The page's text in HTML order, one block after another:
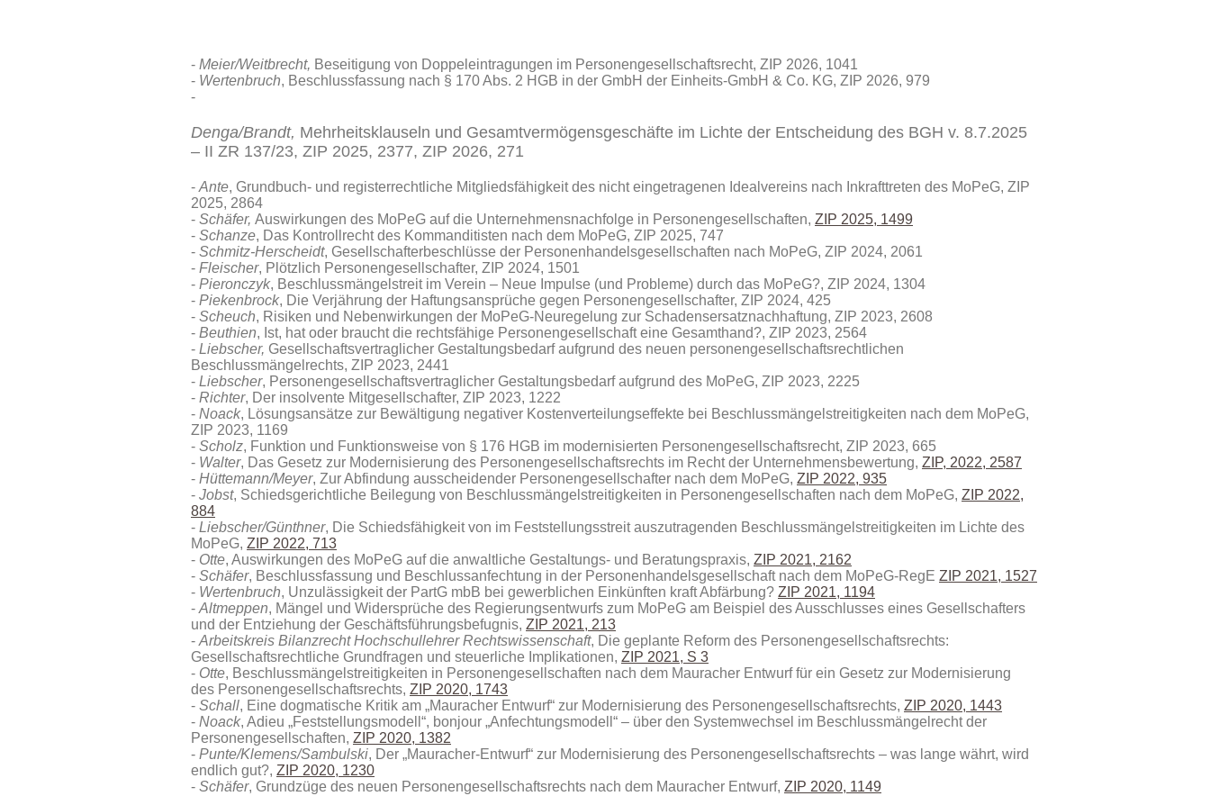
Meier/Weitbrecht, Beseitigung von Doppeleintragungen im Personengesellschaftsrecht, ZIP 2026, 1041
Wertenbruch, Beschlussfassung nach § 170 Abs. 2 HGB in der GmbH der Einheits-GmbH & Co. KG, ZIP 2026, 979
Denga/Brandt, Mehrheitsklauseln und Gesamtvermögensgeschäfte im Lichte der Entscheidung des BGH v. 8.7.2025
– II ZR 137/23, ZIP 2025, 2377, ZIP 2026, 271
Ante, Grundbuch- und registerrechtliche Mitgliedsfähigkeit des nicht eingetragenen Idealvereins nach Inkrafttreten des MoPeG, ZIP
2025, 2864
Schäfer, Auswirkungen des MoPeG auf die Unternehmensnachfolge in Personengesellschaften, ZIP 2025, 1499
Schanze, Das Kontrollrecht des Kommanditisten nach dem MoPeG, ZIP 2025, 747
Schmitz-Herscheidt, Gesellschafterbeschlüsse der Personenhandelsgesellschaften nach MoPeG, ZIP 2024, 2061
Fleischer, Plötzlich Personengesellschafter, ZIP 2024, 1501
Pieronczyk, Beschlussmängelstreit im Verein – Neue Impulse (und Probleme) durch das MoPeG?, ZIP 2024, 1304
Piekenbrock, Die Verjährung der Haftungsansprüche gegen Personengesellschafter, ZIP 2024, 425
Scheuch, Risiken und Nebenwirkungen der MoPeG-Neuregelung zur Schadensersatznachhaftung, ZIP 2023, 2608
Beuthien, Ist, hat oder braucht die rechtsfähige Personengesellschaft eine Gesamthand?, ZIP 2023, 2564
Liebscher, Gesellschaftsvertraglicher Gestaltungsbedarf aufgrund des neuen personengesellschaftsrechtlichen
Beschlussmängelrechts, ZIP 2023, 2441
Liebscher, Personengesellschaftsvertraglicher Gestaltungsbedarf aufgrund des MoPeG, ZIP 2023, 2225
Richter, Der insolvente Mitgesellschafter, ZIP 2023, 1222
Noack, Lösungsansätze zur Bewältigung negativer Kostenverteilungseffekte bei Beschlussmängelstreitigkeiten nach dem MoPeG,
ZIP 2023, 1169
Scholz, Funktion und Funktionsweise von § 176 HGB im modernisierten Personengesellschaftsrecht, ZIP 2023, 665
Walter, Das Gesetz zur Modernisierung des Personengesellschaftsrechts im Recht der Unternehmensbewertung, ZIP, 2022, 2587
Hüttemann/Meyer, Zur Abfindung ausscheidender Personengesellschafter nach dem MoPeG, ZIP 2022, 935
Jobst, Schiedsgerichtliche Beilegung von Beschlussmängelstreitigkeiten in Personengesellschaften nach dem MoPeG, ZIP 2022,
884
Liebscher/Günthner, Die Schiedsfähigkeit von im Feststellungsstreit auszutragenden Beschlussmängelstreitigkeiten im Lichte des
MoPeG, ZIP 2022, 713
Otte, Auswirkungen des MoPeG auf die anwaltliche Gestaltungs- und Beratungspraxis, ZIP 2021, 2162
Schäfer, Beschlussfassung und Beschlussanfechtung in der Personenhandelsgesellschaft nach dem MoPeG-RegE ZIP 2021, 1527
Wertenbruch, Unzulässigkeit der PartG mbB bei gewerblichen Einkünften kraft Abfärbung? ZIP 2021, 1194
Altmeppen, Mängel und Widersprüche des Regierungsentwurfs zum MoPeG am Beispiel des Ausschlusses eines Gesellschafters
und der Entziehung der Geschäftsführungsbefugnis, ZIP 2021, 213
Arbeitskreis Bilanzrecht Hochschullehrer Rechtswissenschaft, Die geplante Reform des Personengesellschaftsrechts:
Gesellschaftsrechtliche Grundfragen und steuerliche Implikationen, ZIP 2021, S 3
Otte, Beschlussmängelstreitigkeiten in Personengesellschaften nach dem Mauracher Entwurf für ein Gesetz zur Modernisierung
des Personengesellschaftsrechts, ZIP 2020, 1743
Schall, Eine dogmatische Kritik am „Mauracher Entwurf“ zur Modernisierung des Personengesellschaftsrechts, ZIP 2020, 1443
Noack, Adieu „Feststellungsmodell“, bonjour „Anfechtungsmodell“ – über den Systemwechsel im Beschlussmängelrecht der
Personengesellschaften, ZIP 2020, 1382
Punte/Klemens/Sambulski, Der „Mauracher-Entwurf“ zur Modernisierung des Personengesellschaftsrechts – was lange währt, wird
endlich gut?, ZIP 2020, 1230
Schäfer, Grundzüge des neuen Personengesellschaftsrechts nach dem Mauracher Entwurf, ZIP 2020, 1149